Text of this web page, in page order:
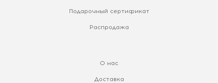
Подарочный сертификат
Распродажа
О нас
Доставка